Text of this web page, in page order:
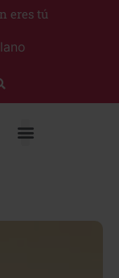
eres tú